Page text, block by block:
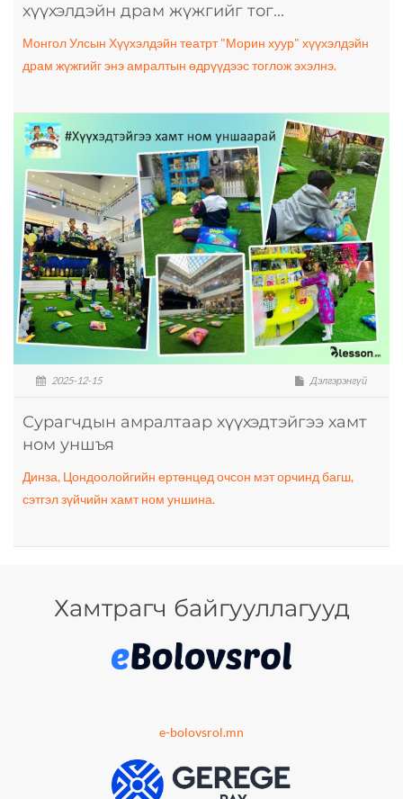
хүүхэлдэйн драм жүжгийг тог...
Монгол Улсын Хүүхэлдэйн театрт "Морин хуур" хүүхэлдэйн
драм жүжгийг энэ амралтын өдрүүдээс тоглож эхэлнэ.
2025-12-15 Дэлгэрэнгүй
Сурагчдын амралтаар хүүхэдтэйгээ хамт
ном уншъя
Динза, Цондоолойгийн ертөнцөд очсон мэт орчинд багш,
сэтгэл зүйчийн хамт ном уншина.
Хамтрагч байгууллагууд
e-bolovsrol.mn